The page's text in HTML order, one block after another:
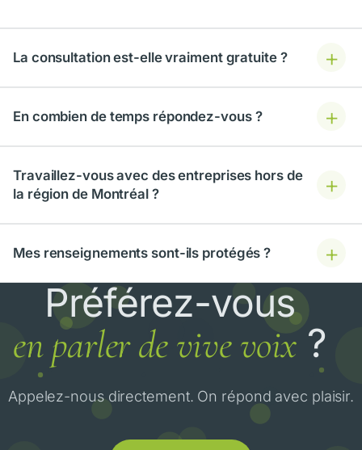
La consultation est-elle vraiment gratuite ?
En combien de temps répondez-vous ?
Travaillez-vous avec des entreprises hors de
la région de Montréal ?
Mes renseignements sont-ils protégés ?
Préférez-vous
en parler de vive voix?
Appelez-nous directement. On répond avec plaisir.